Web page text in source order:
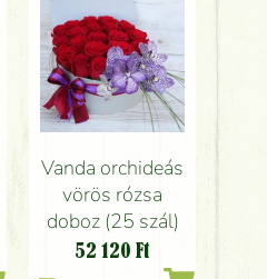
Vanda orchideás
vörös rózsa
doboz (25 szál)
52 120 Ft